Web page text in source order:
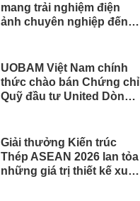
mang trải nghiệm điện
ảnh chuyên nghiệp đến
UOBAM Việt Nam chính
thức chào bán Chứng chỉ
Quỹ đầu tư United Dòng
Giải thưởng Kiến trúc
Thép ASEAN 2026 lan tỏa
những giá trị thiết kế xuất